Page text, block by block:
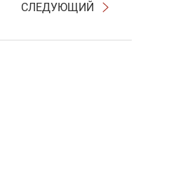
СЛЕДУЮЩИЙ